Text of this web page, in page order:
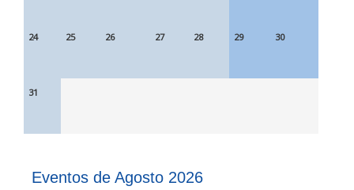
24 25 26 27 28 29 30
31
Eventos de Agosto 2026